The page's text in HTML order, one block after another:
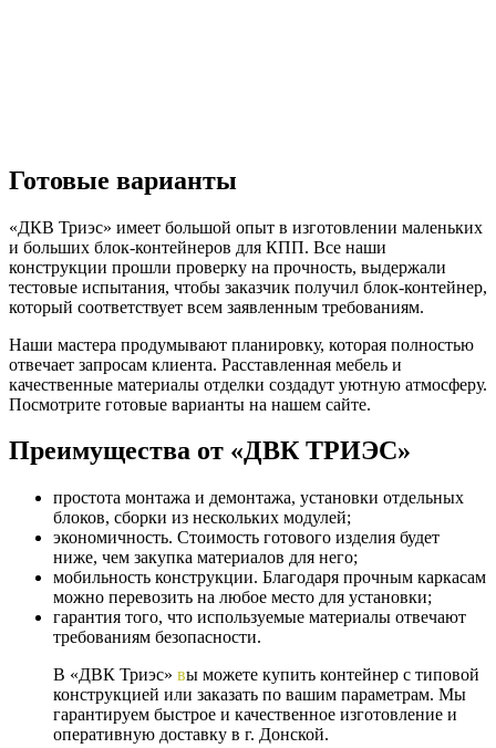
Готовые варианты
«ДКВ Триэс» имеет большой опыт в изготовлении маленьких
и больших блок-контейнеров для КПП. Все наши
конструкции прошли проверку на прочность, выдержали
тестовые испытания, чтобы заказчик получил блок-контейнер,
который соответствует всем заявленным требованиям.
Наши мастера продумывают планировку, которая полностью
отвечает запросам клиента. Расставленная мебель и
качественные материалы отделки создадут уютную атмосферу.
Посмотрите готовые варианты на нашем сайте.
Преимущества от «ДВК ТРИЭС»
простота монтажа и демонтажа, установки отдельных
блоков, сборки из нескольких модулей;
экономичность. Стоимость готового изделия будет
ниже, чем закупка материалов для него;
мобильность конструкции. Благодаря прочным каркасам
можно перевозить на любое место для установки;
гарантия того, что используемые материалы отвечают
требованиям безопасности.
В «ДВК Триэс» вы можете купить контейнер с типовой
конструкцией или заказать по вашим параметрам. Мы
гарантируем быстрое и качественное изготовление и
оперативную доставку в г. Донской.